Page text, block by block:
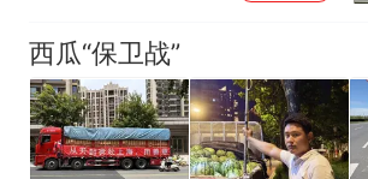
西瓜“保卫战”